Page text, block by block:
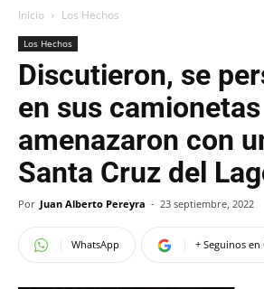
Inicio Los Hechos
Los Hechos
Discutieron, se
en sus
amenazaron con
Santa Cruz del
Por Juan Alberto Pereyra - 23 septiembre, 2022
WhatsApp + Seguinos en